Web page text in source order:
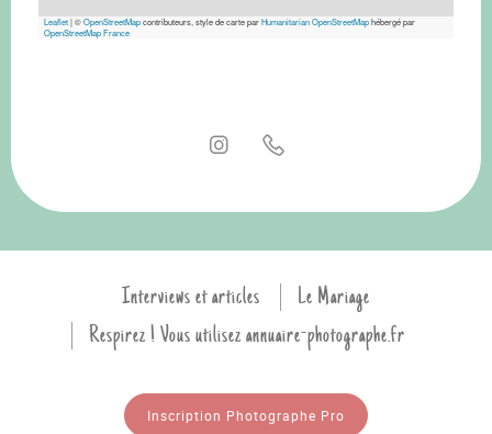
Leaflet|©OpenStreetMapcontributeurs, style de carte parHumanitarian OpenStreetMaphébergé par
OpenStreetMap France
Interviews et articles
Le Mariage
Respirez ! Vous utilisez annuaire-photographe.fr
Inscription Photographe Pro